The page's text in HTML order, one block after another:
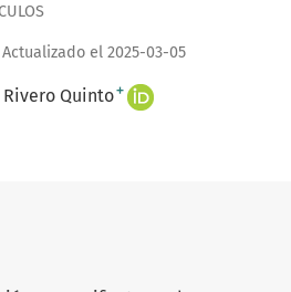
el 2025-03-05
Quinto+